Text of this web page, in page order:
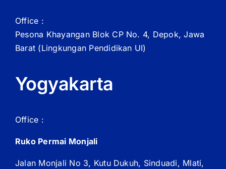
Office :
Pesona Khayangan Blok CP No. 4, Depok, Jawa
Barat (Lingkungan Pendidikan UI)
Yogyakarta
Office :
Ruko Permai Monjali
Jalan Monjali No 3, Kutu Dukuh, Sinduadi, Mlati,